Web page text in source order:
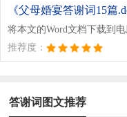
《父母婚宴答谢词15篇
将本文的Word文档下载到
推荐度：
答谢词图文推荐